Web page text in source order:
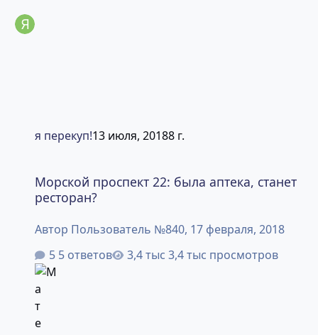
я перекуп!13 июля, 20188 г.
Морской проспект 22: была аптека, станет
ресторан?
Автор Пользователь №840, 17 февраля, 2018
5 ответов
3,4 тыс просмотров